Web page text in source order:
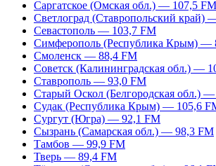
Саргатское (Омская обл.) — 107,5 FM
Светлоград (Ставропольский край)
Севастополь — 103,7 FM
Симферополь (Республика Крым) —
Смоленск — 88,4 FM
Советск (Калининградская обл.) —
Ставрополь — 93,0 FM
Старый Оскол (Белгородская обл.)
Судак (Республика Крым) — 105,6
Сургут (Югра) — 92,1 FM
Сызрань (Самарская обл.) — 98,3 FM
Тамбов — 99,9 FM
Тверь — 89,4 FM